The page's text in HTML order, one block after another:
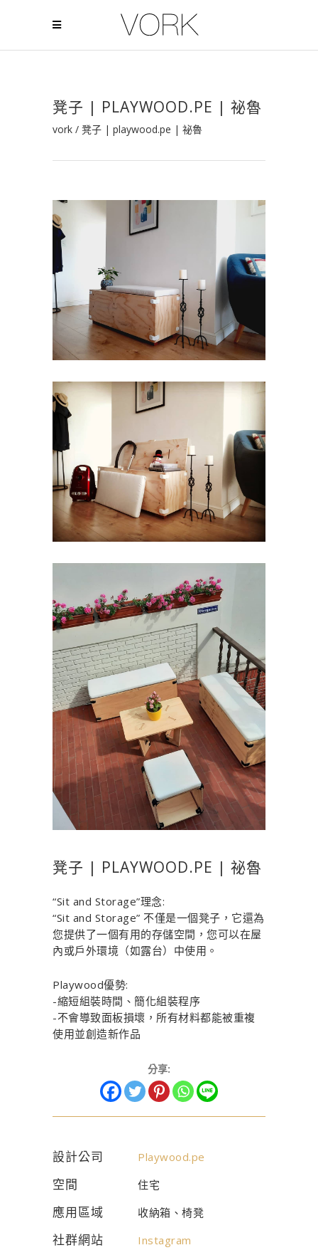
凳子 | PLAYWOOD.PE | 祕魯
vork / 凳子 | playwood.pe | 祕魯
凳子 | PLAYWOOD.PE | 祕魯
“Sit and Storage”理念:
“Sit and Storage” 不僅是一個凳子，它還為
您提供了一個有用的存儲空間，您可以在屋
內或戶外環境（如露台）中使用。
Playwood優勢:
-縮短組裝時間、簡化組裝程序
-不會導致面板損壞，所有材料都能被重複
使用並創造新作品
分享:
設計公司 Playwood.pe
空間 住宅
應用區域 收納箱、椅凳
社群網站 Instagram